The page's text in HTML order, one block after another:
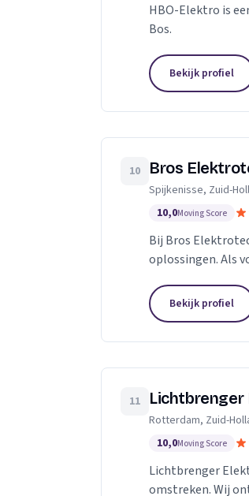
HBO-Elektro is
Bos.
Bekijk profiel
10 Bros
Spijkenisse, Zuid-
10,0Moving Score
Bij Bros
oplossingen. Als
Bekijk profiel
11
Rotterdam, Zuid-
10,0Moving Score
Lichtbrenger
omstreken. Wij